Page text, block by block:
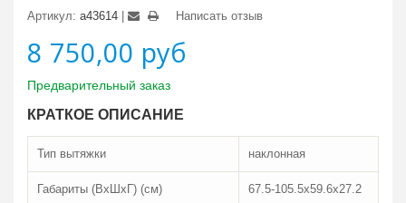
Артикул: a43614 Написать отзыв
8 750,00 руб
Предварительный заказ
КРАТКОЕ ОПИСАНИЕ
Тип вытяжки наклонная
Габариты (ВxШxГ) (см) 67.5-105.5x59.6x27.2